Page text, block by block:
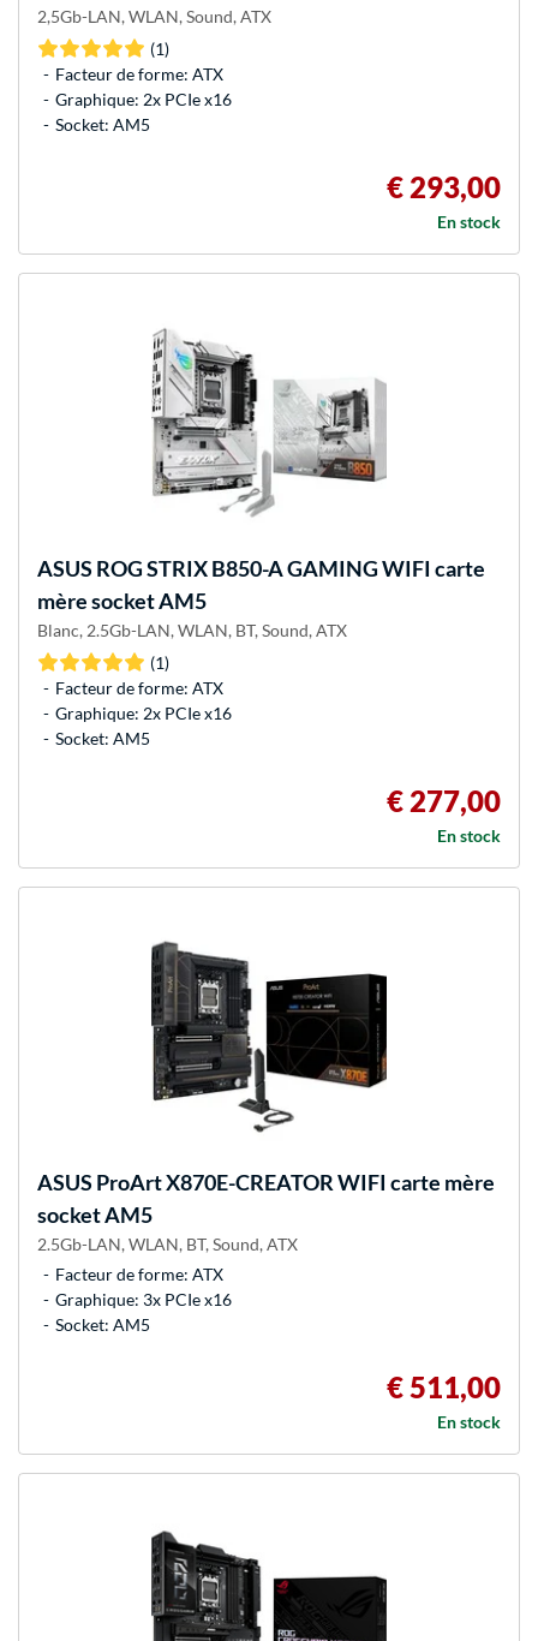
2,5Gb-LAN, WLAN, Sound, ATX
(1)
Facteur de forme: ATX
Graphique: 2x PCIe x16
Socket: AM5
€ 293,00
En stock
ASUS ROG STRIX B850-A GAMING WIFI carte
mère socket AM5
Blanc, 2.5Gb-LAN, WLAN, BT, Sound, ATX
(1)
Facteur de forme: ATX
Graphique: 2x PCIe x16
Socket: AM5
€ 277,00
En stock
ASUS ProArt X870E-CREATOR WIFI carte mère
socket AM5
2.5Gb-LAN, WLAN, BT, Sound, ATX
Facteur de forme: ATX
Graphique: 3x PCIe x16
Socket: AM5
€ 511,00
En stock